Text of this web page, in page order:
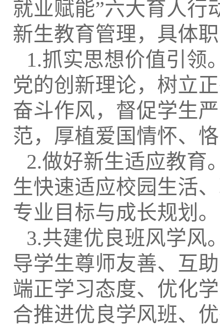
就业赋能”六大育人行
新生教育管理，具体
1.抓实思想价值引领
党的创新理论，树立
奋斗作风，督促学生
范，厚植爱国情怀、
2.做好新生适应教育
生快速适应校园生活
专业目标与成长规划。
3.共建优良班风学风
导学生尊师友善、互
端正学习态度、优化
合推进优良学风班、